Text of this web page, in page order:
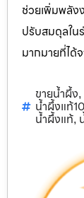
ช่วยเพิ่มพลัง
ปรับสมดุลใน
มากมายที่ได้
ขายน้ำผึ้ง,
น้ำผึ้งแท้
น้ำผึ้งแท้,